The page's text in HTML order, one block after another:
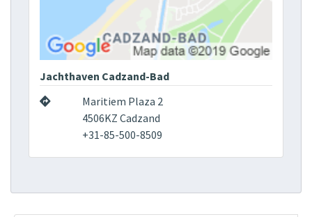
Jachthaven Cadzand-Bad
Maritiem Plaza 2
4506KZ Cadzand
+31-85-500-8509